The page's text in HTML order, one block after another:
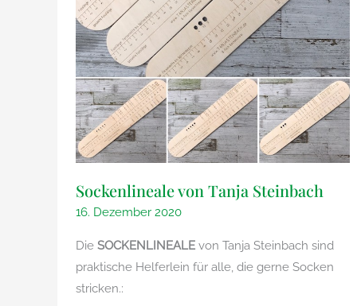
Sockenlineale von Tanja Steinbach
16. Dezember 2020
Die SOCKENLINEALEvon Tanja Steinbach sind
praktische Helferlein für alle, die gerne Socken
stricken.: